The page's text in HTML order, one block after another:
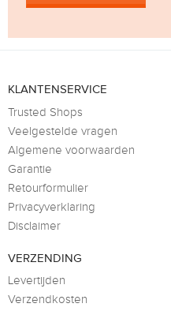
KLANTENSERVICE
Trusted Shops
Veelgestelde vragen
Algemene voorwaarden
Garantie
Retourformulier
Privacyverklaring
Disclaimer
VERZENDING
Levertijden
Verzendkosten